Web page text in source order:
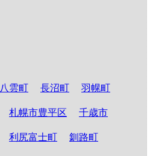
八雲町 長沼町 羽幌町
札幌市豊平区 千歳市
利尻富士町 釧路町